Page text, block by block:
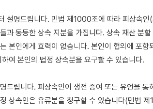
설명드립니다. 민법 제1000조에 따라 피상속인
과 동등한 상속 지분을 가집니다. 상속 재산 분할
본인에게 효력이 없습니다. 본인이 협의에 포
여 본인의 법정 상속분을 요구할 수 있습니다.
드립니다. 피상속인이 생전 증여 또는 유언을 통
상속인은 유류분을 청구할 수 있습니다(민법 제